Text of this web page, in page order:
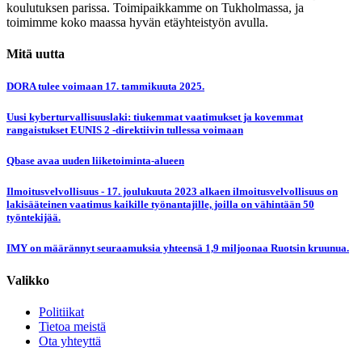
koulutuksen parissa. Toimipaikkamme on Tukholmassa, ja
toimimme koko maassa hyvän etäyhteistyön avulla.
Mitä uutta
DORA tulee voimaan 17. tammikuuta 2025.
Uusi kyberturvallisuuslaki: tiukemmat vaatimukset ja kovemmat
rangaistukset EUNIS 2 -direktiivin tullessa voimaan
Qbase avaa uuden liiketoiminta-alueen
Ilmoitusvelvollisuus - 17. joulukuuta 2023 alkaen ilmoitusvelvollisuus on
lakisääteinen vaatimus kaikille työnantajille, joilla on vähintään 50
työntekijää.
IMY on määrännyt seuraamuksia yhteensä 1,9 miljoonaa Ruotsin kruunua.
Valikko
Politiikat
Tietoa meistä
Ota yhteyttä